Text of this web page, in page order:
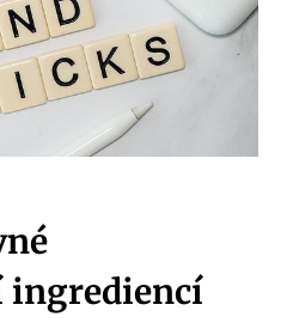
ingrediencí